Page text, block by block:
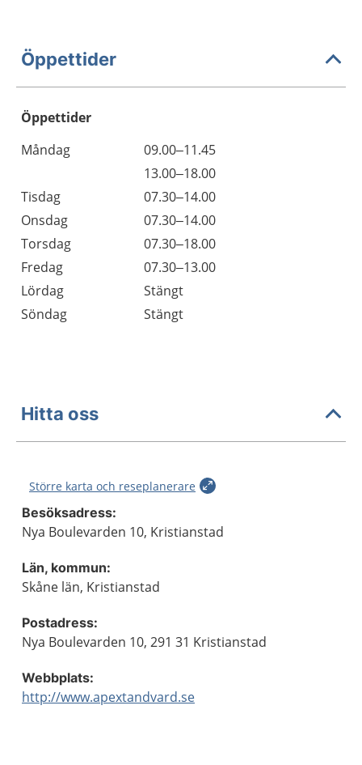
Öppettider
Öppettider
Dag
Öppettider
Kommentarer
Måndag
09.00–11.45
13.00–18.00
Tisdag
07.30–14.00
Onsdag
07.30–14.00
Torsdag
07.30–18.00
Fredag
07.30–13.00
Lördag
Stängt
Söndag
Stängt
Hitta oss
Större karta och reseplanerare
Besöksadress:
Nya Boulevarden 10, Kristianstad
Län, kommun:
Skåne län, Kristianstad
Postadress:
Nya Boulevarden 10, 291 31 Kristianstad
Webbplats:
http://www.apextandvard.se